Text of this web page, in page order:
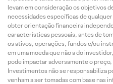
levam em consideração os objetivos
necessidades específicas de
obter orientação financeira
características pessoais, antes de
os ativos, operações, fundos e/ou
em uma moeda que não a do
pode impactar adversamente o
Investimentos não se responsabiliza
venham a ser tomadas com base nas